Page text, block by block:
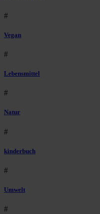
#
Vegan
#
Lebensmittel
#
Natur
#
kinderbuch
#
Umwelt
#